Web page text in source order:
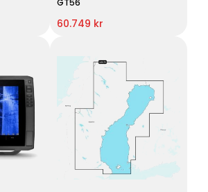
GT56
60.749 kr